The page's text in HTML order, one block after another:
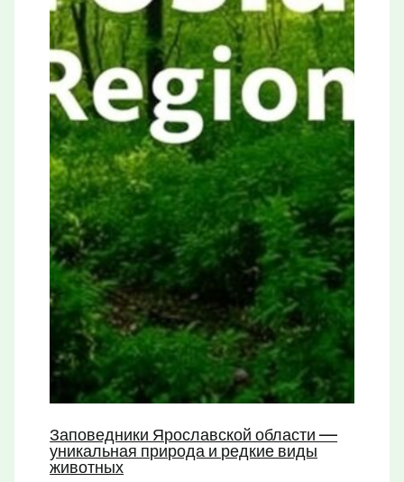
Заповедники Ярославской области —
уникальная природа и редкие виды
животных